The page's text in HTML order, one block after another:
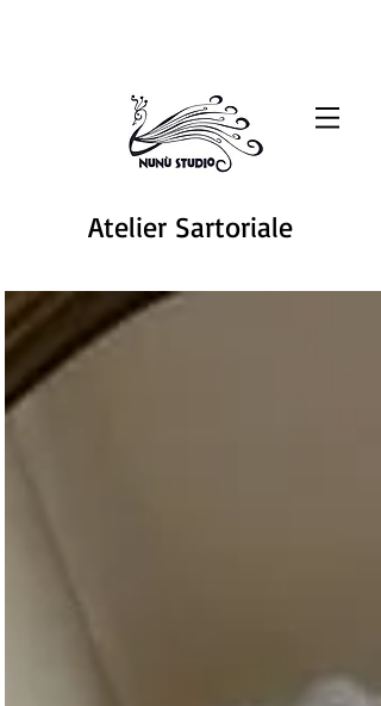
Atelier Sartoriale